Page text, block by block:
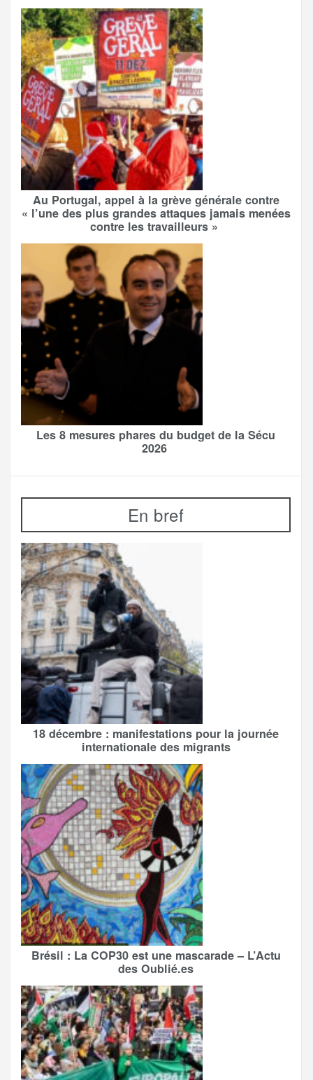
Au Portugal, appel à la grève générale contre
« l’une des plus grandes attaques jamais menées
contre les travailleurs »
Les 8 mesures phares du budget de la Sécu
2026
En bref
18 décembre : manifestations pour la journée
internationale des migrants
Brésil : La COP30 est une mascarade – L’Actu
des Oublié.es